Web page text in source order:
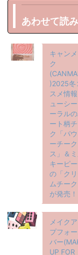
あわせて読
キャン
ク
)2025冬
スメ情
ューシ
ーラル
ート柄
ク「パ
ーチーク
ス」＆
キーピ
の「ク
ムチーク
が発売！
メイク
プフォ
バー
UP FOR